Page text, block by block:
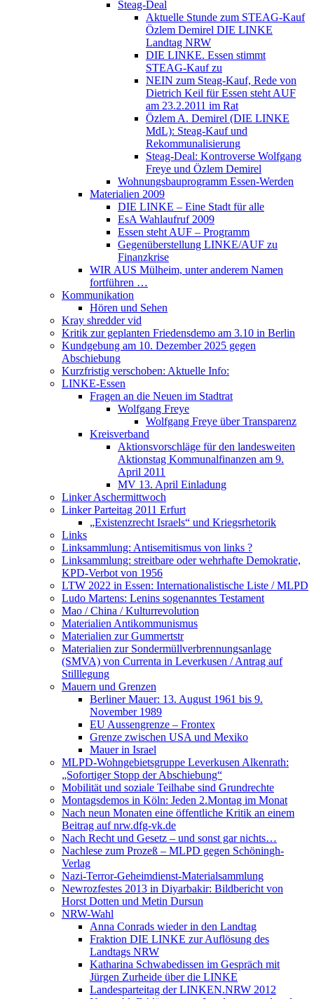
Steag-Deal
Aktuelle Stunde zum STEAG-Kauf
Özlem Demirel DIE LINKE
Landtag NRW
DIE LINKE. Essen stimmt
STEAG-Kauf zu
NEIN zum Steag-Kauf, Rede von
Dietrich Keil für Essen steht AUF
am 23.2.2011 im Rat
Özlem A. Demirel (DIE LINKE
MdL): Steag-Kauf und
Rekommunalisierung
Steag-Deal: Kontroverse Wolfgang
Freye und Özlem Demirel
Wohnungsbauprogramm Essen-Werden
Materialien 2009
DIE LINKE – Eine Stadt für alle
EsA Wahlaufruf 2009
Essen steht AUF – Programm
Gegenüberstellung LINKE/AUF zu
Finanzkrise
WIR AUS Mülheim, unter anderem Namen
fortführen …
Kommunikation
Hören und Sehen
Kray shredder vid
Kritik zur geplanten Friedensdemo am 3.10 in Berlin
Kundgebung am 10. Dezember 2025 gegen
Abschiebung
Kurzfristig verschoben: Aktuelle Info:
LINKE-Essen
Fragen an die Neuen im Stadtrat
Wolfgang Freye
Wolfgang Freye über Transparenz
Kreisverband
Aktionsvorschläge für den landesweiten
Aktionstag Kommunalfinanzen am 9.
April 2011
MV 13. April Einladung
Linker Aschermittwoch
Linker Parteitag 2011 Erfurt
„Existenzrecht Israels“ und Kriegsrhetorik
Links
Linksammlung: Antisemitismus von links ?
Linksammlung: streitbare oder wehrhafte Demokratie,
KPD-Verbot von 1956
LTW 2022 in Essen: Internationalistische Liste / MLPD
Ludo Martens: Lenins sogenanntes Testament
Mao / China / Kulturrevolution
Materialien Antikommunismus
Materialien zur Gummertstr
Materialien zur Sondermüllverbrennungsanlage
(SMVA) von Currenta in Leverkusen / Antrag auf
Stilllegung
Mauern und Grenzen
Berliner Mauer: 13. August 1961 bis 9.
November 1989
EU Aussengrenze – Frontex
Grenze zwischen USA und Mexiko
Mauer in Israel
MLPD-Wohngebietsgruppe Leverkusen Alkenrath:
„Sofortiger Stopp der Abschiebung“
Mobilität und soziale Teilhabe sind Grundrechte
Montagsdemos in Köln: Jeden 2.Montag im Monat
Nach neun Monaten eine öffentliche Kritik an einem
Beitrag auf nrw.dfg-vk.de
Nach Recht und Gesetz – und sonst gar nichts…
Nachlese zum Prozeß – MLPD gegen Schöningh-
Verlag
Nazi-Terror-Geheimdienst-Materialsammlung
Newrozfestes 2013 in Diyarbakir: Bildbericht von
Horst Dotten und Metin Dursun
NRW-Wahl
Anna Conrads wieder in den Landtag
Fraktion DIE LINKE zur Auflösung des
Landtags NRW
Katharina Schwabedissen im Gespräch mit
Jürgen Zurheide über die LINKE
Landesparteitag der LINKEN.NRW 2012